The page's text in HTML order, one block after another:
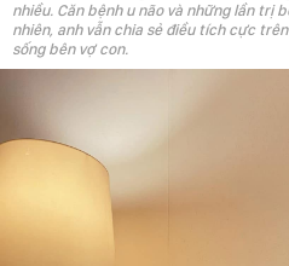
nhiều. Căn bệnh u não và những lần trị
nhiên, anh vẫn chia sẻ điều tích cực
sống bên vợ con.